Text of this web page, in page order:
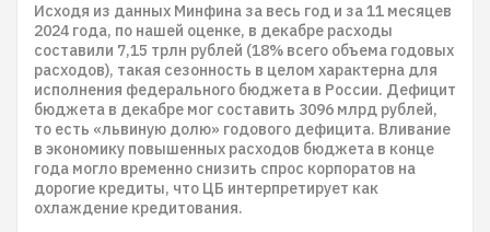
Исходя из данных Минфина за весь год и за 11 месяцев
2024 года, по нашей оценке, в декабре расходы
составили 7,15 трлн рублей (18% всего объема годовых
расходов), такая сезонность в целом характерна для
исполнения федерального бюджета в России. Дефицит
бюджета в декабре мог составить 3096 млрд рублей,
то есть «львиную долю» годового дефицита. Вливание
в экономику повышенных расходов бюджета в конце
года могло временно снизить спрос корпоратов на
дорогие кредиты, что ЦБ интерпретирует как
охлаждение кредитования.